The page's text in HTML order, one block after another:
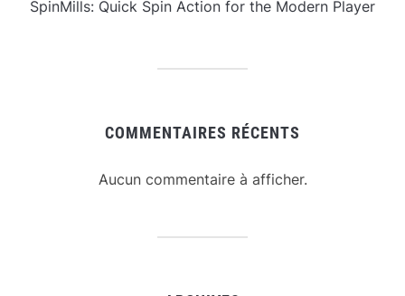
SpinMills: Quick Spin Action for the Modern Player
COMMENTAIRES RÉCENTS
Aucun commentaire à afficher.